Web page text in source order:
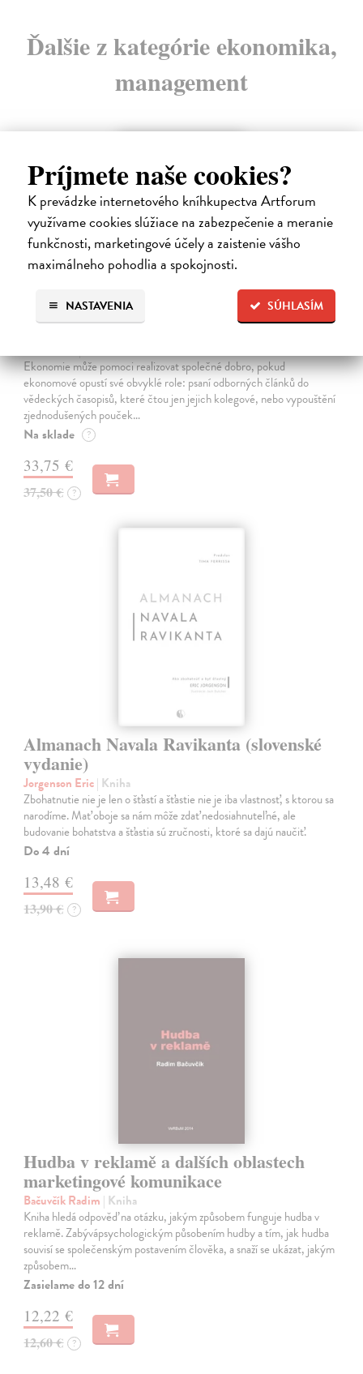
Príjmete naše cookies?
K prevádzke internetového kníhkupectva Artforum
využívame cookies slúžiace na zabezpečenie a meranie
funkčnosti, marketingové účely a zaistenie vášho
maximálneho pohodlia a spokojnosti.
SÚHLASÍM
NASTAVENIA
Ďalšie z kategórie ekonomika,
management
novinka
Ekonomie pro obecné blaho
Ekonomie může pomoci realizovat společné dobro, pokud
ekonomové opustí své obvyklé role: psaní odborných článků do
vědeckých časopisů, které čtou jen jejich kolegové, nebo vypouštění
zjednodušených pouček…
Na sklade ?
33,75 €
37,50 € ?
Almanach Navala Ravikanta (slovenské
vydanie)
Jorgenson Eric| Kniha
Zbohatnutie nie je len o šťastí a šťastie nie je iba vlastnosť, s ktorou sa
narodíme. Mať oboje sa nám môže zdať nedosiahnuteľné, ale
budovanie bohatstva a šťastia sú zručnosti, ktoré sa dajú naučiť.
Do 4 dní
13,48 €
13,90 € ?
Hudba v reklamě a dalších oblastech
marketingové komunikace
Bačuvčík Radim | Kniha
Kniha hledá odpověď na otázku, jakým způsobem funguje hudba v
reklamě. Zabývápsychologickým působením hudby a tím, jak hudba
souvisí se společenským postavením člověka, a snaží se ukázat, jakým
způsobem…
Zasielame do 12 dní
12,22 €
12,60 € ?